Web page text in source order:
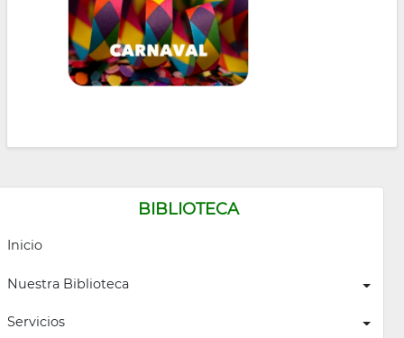
BIBLIOTECA
Inicio
Nuestra Biblioteca
Servicios